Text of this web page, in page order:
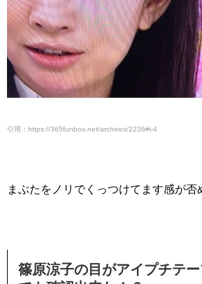
引用：https://365funbox.net/archives/2236#i-4
まぶたをノリでくっつけてます感が否
篠原涼子の目がアイプチテ